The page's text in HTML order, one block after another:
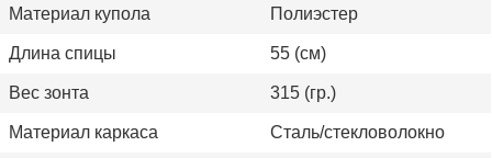
Материал купола Полиэстер
Длина спицы 55 (см)
Вес зонта 315 (гр.)
Материал каркаса Сталь/стекловолокно